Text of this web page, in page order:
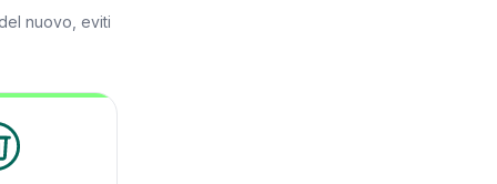
nuovo, eviti